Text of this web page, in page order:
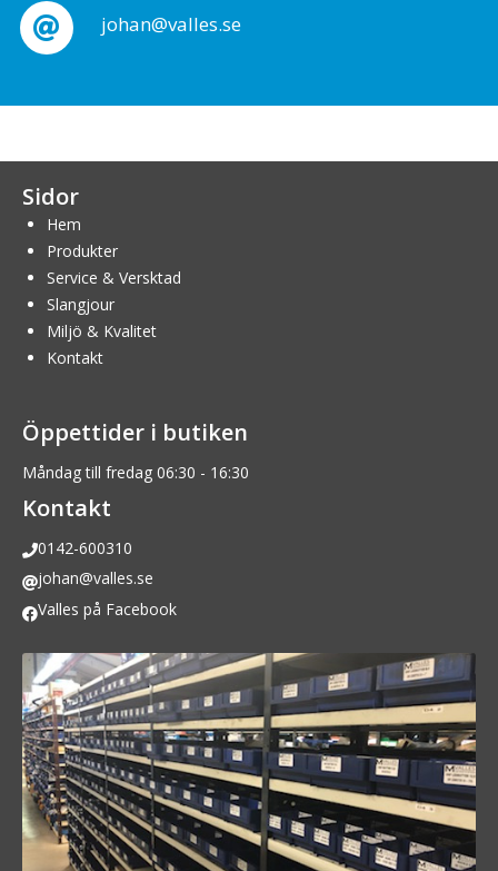
johan@valles.se
Sidor
Hem
Produkter
Service & Versktad
Slangjour
Miljö & Kvalitet
Kontakt
Öppettider i butiken
Måndag till fredag 06:30 - 16:30
Kontakt
0142-600310
johan@valles.se
Valles på Facebook